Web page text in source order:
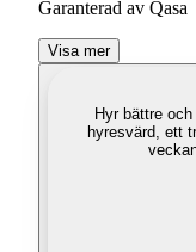
Garanterad av Qasa
Visa mer
Hyr bättre
hyresvärd, ett